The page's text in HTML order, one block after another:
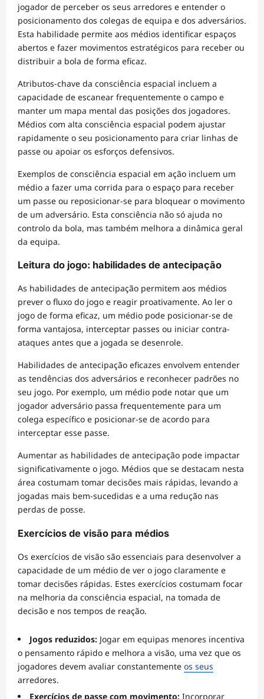
jogador de perceber os seus arredores e entender o
posicionamento dos colegas de equipa e dos adversários.
Esta habilidade permite aos médios identificar espaços
abertos e fazer movimentos estratégicos para receber ou
distribuir a bola de forma eficaz.
Atributos-chave da consciência espacial incluem a
capacidade de escanear frequentemente o campo e
manter um mapa mental das posições dos jogadores.
Médios com alta consciência espacial podem ajustar
rapidamente o seu posicionamento para criar linhas de
passe ou apoiar os esforços defensivos.
Exemplos de consciência espacial em ação incluem um
médio a fazer uma corrida para o espaço para receber
um passe ou reposicionar-se para bloquear o movimento
de um adversário. Esta consciência não só ajuda no
controlo da bola, mas também melhora a dinâmica geral
da equipa.
Leitura do jogo: habilidades de antecipação
As habilidades de antecipação permitem aos médios
prever o fluxo do jogo e reagir proativamente. Ao ler o
jogo de forma eficaz, um médio pode posicionar-se de
forma vantajosa, interceptar passes ou iniciar contra-
ataques antes que a jogada se desenrole.
Habilidades de antecipação eficazes envolvem entender
as tendências dos adversários e reconhecer padrões no
seu jogo. Por exemplo, um médio pode notar que um
jogador adversário passa frequentemente para um
colega específico e posicionar-se de acordo para
interceptar esse passe.
Aumentar as habilidades de antecipação pode impactar
significativamente o jogo. Médios que se destacam nesta
área costumam tomar decisões mais rápidas, levando a
jogadas mais bem-sucedidas e a uma redução nas
perdas de posse.
Exercícios de visão para médios
Os exercícios de visão são essenciais para desenvolver a
capacidade de um médio de ver o jogo claramente e
tomar decisões rápidas. Estes exercícios costumam focar
na melhoria da consciência espacial, na tomada de
decisão e nos tempos de reação.
Jogos reduzidos: Jogar em equipas menores incentiva
o pensamento rápido e melhora a visão, uma vez que os
jogadores devem avaliar constantemente os seus
arredores.
Exercícios de passe com movimento: Incorporar